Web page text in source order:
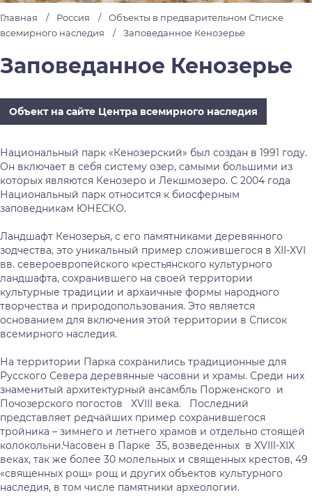
Главная Россия
Объекты в предварительном Списке
всемирного наследия
Заповеданное Кенозерье
Заповеданное Кенозерье
Объект на сайте Центра всемирного наследия
Национальный парк «Кенозерский» был создан в 1991 году.
Он включает в себя систему озер, самыми большими из
которых являются Кенозеро и Лекшмозеро. С 2004 года
Национальный парк относится к биосферным
заповедникам ЮНЕСКО.
Ландшафт Кенозерья, с его памятниками деревянного
зодчества, это уникальный пример сложившегося в XII-XVI
вв. североевропейского крестьянского культурного
ландшафта, сохранившего на своей территории
культурные традиции и архаичные формы народного
творчества и природопользования. Это является
основанием для включения этой территории в Список
всемирного наследия.
На территории Парка сохранились традиционные для
Русского Севера деревянные часовни и храмы. Среди них
знаменитый архитектурный ансамбль Порженского и
Почозерского погостов XVIII века. Последний
представляет редчайших пример сохранившегося
тройника – зимнего и летнего храмов и отдельно стоящей
колокольни.Часовен в Парке 35, возведенных в XVIII-XIX
веках, так же более 30 молельных и священных крестов, 49
«священных рощ» рощ и других объектов культурного
наследия, в том числе памятники археологии.